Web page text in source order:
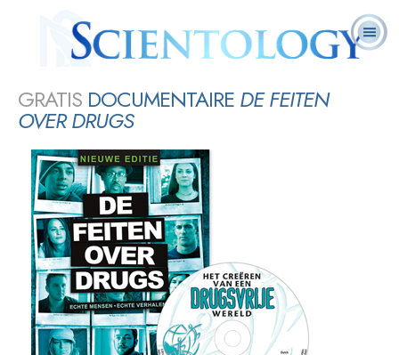
DELEN
Scientology?
GRATIS DOCUMENTAIRE DE FEITEN
OVER DRUGS